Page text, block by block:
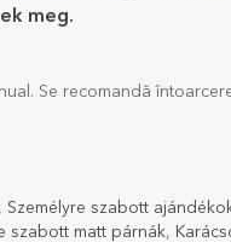
meg.
Se recomandă
, Személyre szabott
szabott matt párnák,